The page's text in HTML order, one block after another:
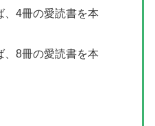
、4冊の愛読書を本
、8冊の愛読書を本